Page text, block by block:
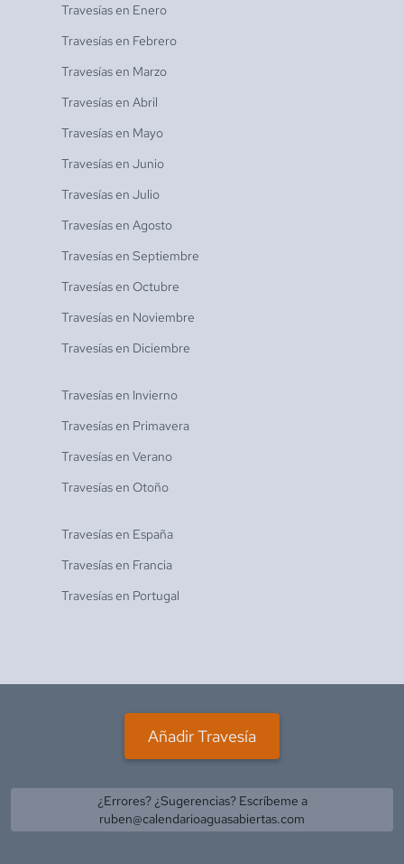
Travesías en Enero
Travesías en Febrero
Travesías en Marzo
Travesías en Abril
Travesías en Mayo
Travesías en Junio
Travesías en Julio
Travesías en Agosto
Travesías en Septiembre
Travesías en Octubre
Travesías en Noviembre
Travesías en Diciembre
Travesías en Invierno
Travesías en Primavera
Travesías en Verano
Travesías en Otoño
Travesías en España
Travesías en Francia
Travesías en Portugal
Añadir Travesía
¿Errores? ¿Sugerencias? Escríbeme a
ruben@calendarioaguasabiertas.com